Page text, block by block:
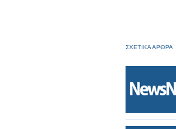
ΣΧΕΤΙΚΑ ΑΡΘΡΑ